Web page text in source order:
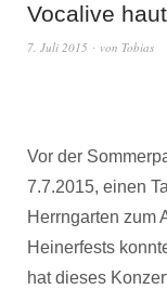
Vocalive
7. Juli 2015 von Tobias
Vor der
7.7.2015, einen
Herrngarten zum
Heinerfests
hat dieses